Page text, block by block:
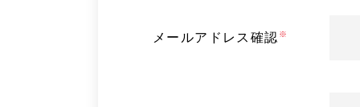
メールアドレス確認